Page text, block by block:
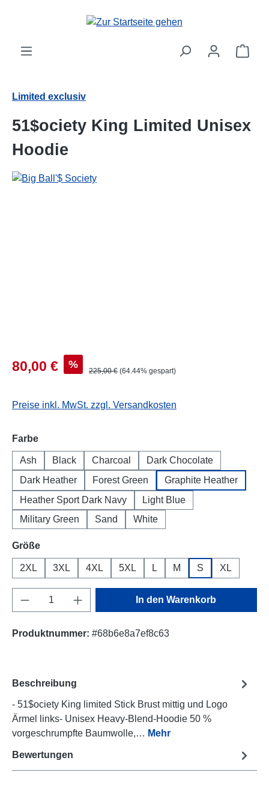
Limited exclusiv
51$ociety King Limited Unisex
Hoodie
80,00 € %
225,00 € (64.44% gespart)
Preise inkl. MwSt. zzgl. Versandkosten
Farbeauswählen
Ash Black Charcoal
Dark Chocolate
Dark Heather
Forest Green
Graphite Heather
Heather Sport Dark Navy
Light Blue
Military Green
Sand White
Größeauswählen
2XL 3XL 4XL 5XL L M S XL
Produkt Anzahl: Gib den gewünschten
In den Warenkorb
Produktnummer: #68b6e8a7ef8c63
Beschreibung
- 51$ociety King limited Stick Brust mittig und Logo
Ärmel links- Unisex Heavy-Blend-Hoodie 50 %
vorgeschrumpfte Baumwolle,… Mehr
Bewertungen